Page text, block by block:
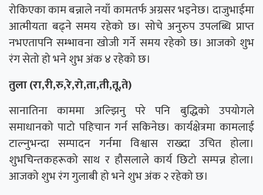
रोकिएका काम बन्नाले नयाँ कामतर्फ अग्रसर भइनेछ। दाजुभाईमा
आत्मीयता बढ्ने समय रहेको छ। सोचे अनुरुप उपलब्धि प्राप्त
नभएतापनि सम्भावना खोजी गर्ने समय रहेको छ। आजको शुभ
रंग सेतो हो भने शुभ अंक ४ रहेको छ।
तुला (रा,री,रु,रे,रो,ता,ती,तू,ते)
सानातिना काममा अल्झिनु परे पनि बुद्धिको उपयोगले
समाधानको पाटो पहिचान गर्न सकिनेछ। कार्यक्षेत्रमा कामलाई
टाल्नुभन्दा सम्पादन गर्नमा विश्वास राख्दा उचित होला।
शुभचिन्तकहरूको साथ र हौसलाले कार्य छिटो सम्पन्न होला।
आजको शुभ रंग गुलाबी हो भने शुभ अंक २ रहेको छ।